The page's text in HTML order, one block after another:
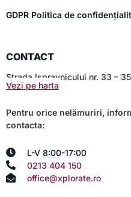
GDPR Politica de
CONTACT
Strada Ispravnicului nr. 33 –
Vezi pe harta
Pentru orice nelămuriri,
contacta:
L-V 8:00-17:00
0213 404 150
office@xplorate.ro